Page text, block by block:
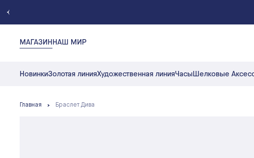
МАГАЗИННАШ МИР
НовинкиЗолотая линияХудожественная линияЧасыШелковые
Главная Браслет Дива